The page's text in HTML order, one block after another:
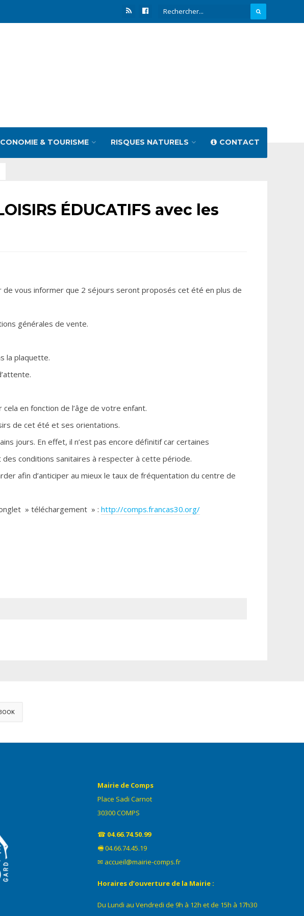
& TOURISME RISQUES NATURELS CONTACT
ÉDUCATIFS avec les
de vous informer que 2 séjours seront proposés cet été en plus de
générales de vente.
la plaquette.
en fonction de l’âge de votre enfant.
de cet été et ses orientations.
jours. En effet, il n’est pas encore définitif car certaines
conditions sanitaires à respecter à cette période.
afin d’anticiper au mieux le taux de fréquentation du centre de
» téléchargement » : http://comps.francas30.org/
Mairie de Comps
Place Sadi Carnot
30300 COMPS
☎ 04.66.74.50.99
🖷 04.66.74.45.19
✉ accueil@mairie-comps.fr
Horaires d’ouverture de la Mairie :
Du Lundi au Vendredi de 9h à 12h et de 15h à 17h30